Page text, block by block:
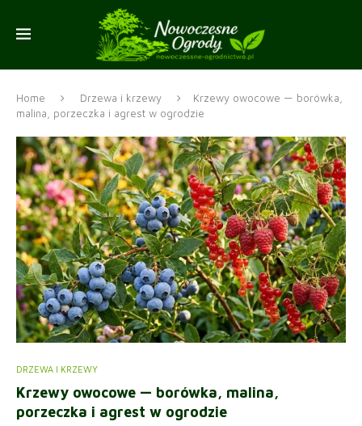
Home Drzewa i krzewy
Krzewy owocowe — borówka,
malina, porzeczka i agrest w ogrodzie
DRZEWA I KRZEWY
Krzewy owocowe — borówka, malina,
porzeczka i agrest w ogrodzie